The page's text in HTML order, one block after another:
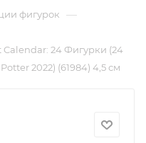
фигурок —
24 Фигурки (24
2022) (61984) 4,5 см